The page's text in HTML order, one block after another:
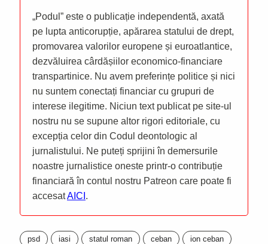
„Podul” este o publicație independentă, axată
pe lupta anticorupție, apărarea statului de drept,
promovarea valorilor europene și euroatlantice,
dezvăluirea cârdășiilor economico-financiare
transpartinice. Nu avem preferințe politice și nici
nu suntem conectați financiar cu grupuri de
interese ilegitime. Niciun text publicat pe site-ul
nostru nu se supune altor rigori editoriale, cu
excepția celor din Codul deontologic al
jurnalistului. Ne puteți sprijini în demersurile
noastre jurnalistice oneste printr-o contribuție
financiară în contul nostru Patreon care poate fi
accesatAICI .
psd iasi statul roman ceban ion ceban